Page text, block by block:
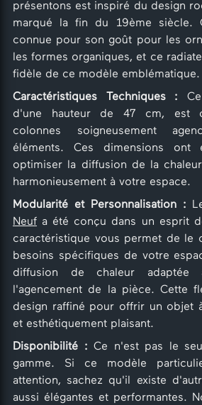
présentons est inspiré du design
marqué la fin du 19ème siècle.
connue pour son goût pour les
les formes organiques, et ce
fidèle de ce modèle emblématique.
Caractéristiques Techniques :
d'une hauteur de 47 cm, est
colonnes soigneusement
éléments. Ces dimensions ont
optimiser la diffusion de la
harmonieusement à votre espace.
Modularité et Personnalisation :
Neuf a été conçu dans un esprit
caractéristique vous permet de le
besoins spécifiques de votre
diffusion de chaleur
l'agencement de la pièce. Cette
design raffiné pour offrir un objet
et esthétiquement plaisant.
Disponibilité : Ce n'est pas le
gamme. Si ce modèle
attention, sachez qu'il existe
aussi élégantes et performantes.